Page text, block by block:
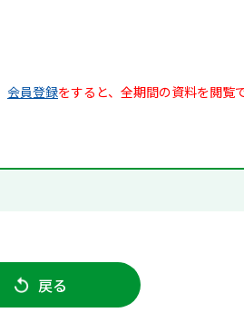
会員登録をすると、全期間の資料を閲覧
戻る